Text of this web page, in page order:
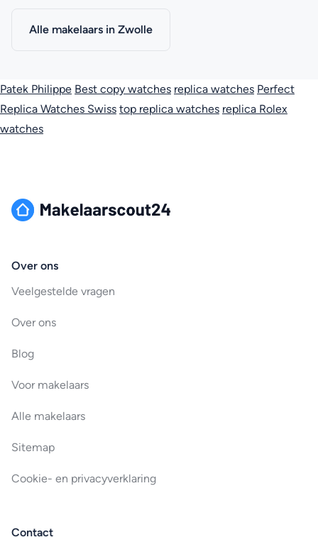
Alle makelaars in Zwolle
Patek Philippe Best copy watches replica watches Perfect
Replica Watches Swiss top replica watches replica Rolex
watches
Over ons
Veelgestelde vragen
Over ons
Blog
Voor makelaars
Alle makelaars
Sitemap
Cookie- en privacyverklaring
Contact